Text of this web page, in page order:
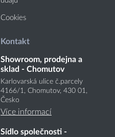
Cookies
Kontakt
Showroom, prodejna a
sklad - Chomutov
Karlovarská ulice č.parcely
4166/1, Chomutov, 430 01,
Česko
Více informací
Sídlo společnosti -